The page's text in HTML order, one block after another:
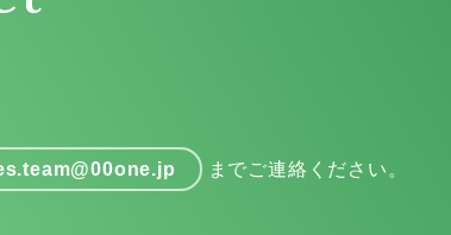
までご連絡ください。